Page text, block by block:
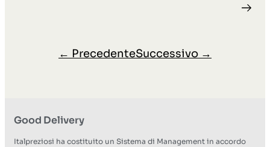
← PrecedenteSuccessivo →
Good Delivery
Italpreziosi ha costituito un Sistema di Management in accordo